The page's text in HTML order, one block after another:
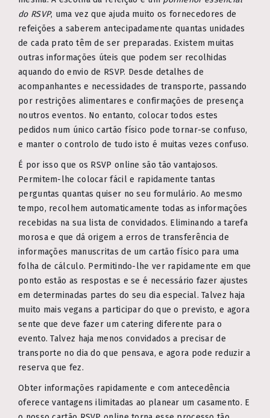
do RSVP, uma vez que ajuda muito os fornecedores de
refeições a saberem antecipadamente quantas unidades
de cada prato têm de ser preparadas. Existem muitas
outras informações úteis que podem ser recolhidas
aquando do envio de RSVP. Desde detalhes de
acompanhantes e necessidades de transporte, passando
por restrições alimentares e confirmações de presença
noutros eventos. No entanto, colocar todos estes
pedidos num único cartão físico pode tornar-se confuso,
e manter o controlo de tudo isto é muitas vezes confuso.
É por isso que os RSVP online são tão vantajosos.
Permitem-lhe colocar fácil e rapidamente tantas
perguntas quantas quiser no seu formulário. Ao mesmo
tempo, recolhem automaticamente todas as informações
recebidas na sua lista de convidados. Eliminando a tarefa
morosa e que dá origem a erros de transferência de
informações manuscritas de um cartão físico para uma
folha de cálculo. Permitindo-lhe ver rapidamente em que
ponto estão as respostas e se é necessário fazer ajustes
em determinadas partes do seu dia especial. Talvez haja
muito mais vegans a participar do que o previsto, e agora
sente que deve fazer um catering diferente para o
evento. Talvez haja menos convidados a precisar de
transporte no dia do que pensava, e agora pode reduzir a
reserva que fez.
Obter informações rapidamente e com antecedência
oferece vantagens ilimitadas ao planear um casamento. E